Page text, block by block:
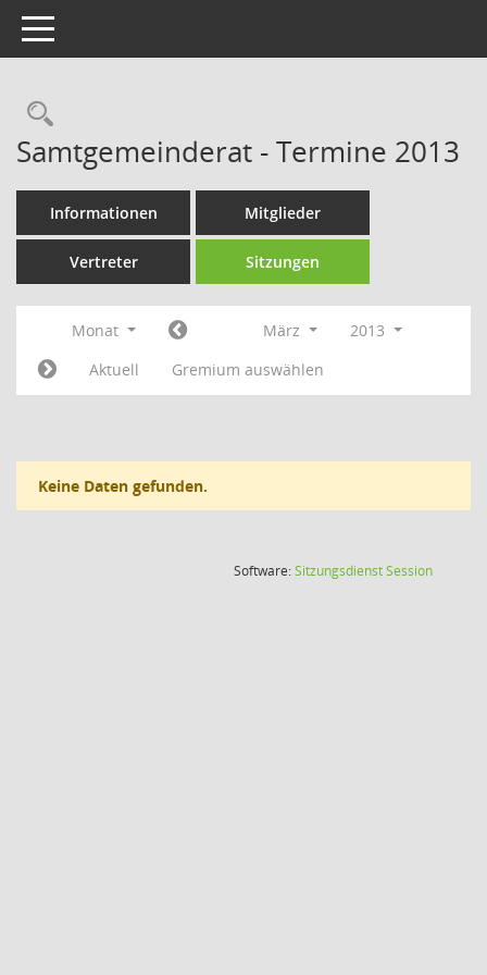
Toggle navigation
Rechercheauswahl
Samtgemeinderat - Termine 2013
Informationen Mitglieder
Vertreter Sitzungen
Monat März
2013
Aktuell
Gremium auswählen
Keine Daten gefunden.
Software:SitzungsdienstSession(Wird in